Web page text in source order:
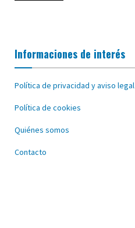
Informaciones de interés
Política de privacidad y aviso legal
Política de cookies
Quiénes somos
Contacto